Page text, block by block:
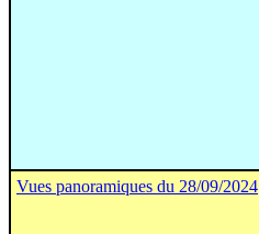
Vues panoramiques du 28/09/2024